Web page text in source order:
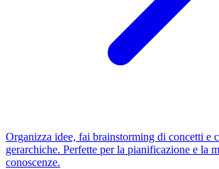
Organizza idee, fai brainstorming di concetti e
gerarchiche. Perfette per la pianificazione e la
conoscenze.